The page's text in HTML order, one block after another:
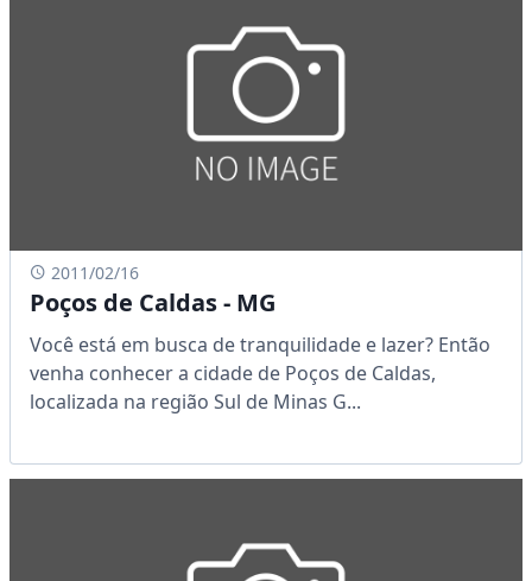
2011/02/16
Poços de Caldas - MG
Você está em busca de tranquilidade e lazer? Então
venha conhecer a cidade de Poços de Caldas,
localizada na região Sul de Minas G...